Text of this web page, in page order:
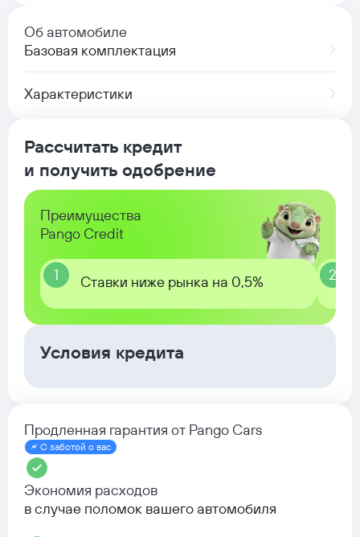
Об автомобиле
Базовая комплектация
Характеристики
Рассчитать кредит
и получить одобрение
Преимущества
Pango Credit
1 Ставки ниже рынка на 0,5% 2
Условия кредита
Продленная гарантия от Pango Cars
С заботой о вас
Экономия расходов
в случае поломок вашего автомобиля